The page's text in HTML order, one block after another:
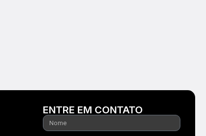
ENTRE EM CONTATO